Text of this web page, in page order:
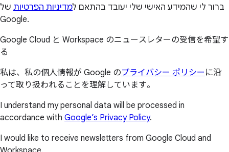
ברור לי שהמידע האישי שלי יעובד בהתאם למדיניות הפרטיות של
Google.
Google Cloud と Workspace のニュースレターの受信を希望す
る
私は、私の個人情報が Google のプライバシー ポリシー に沿
って取り扱われることを理解しています。
I understand my personal data will be processed in
accordance with Google’s Privacy Policy.
I would like to receive newsletters from Google Cloud and